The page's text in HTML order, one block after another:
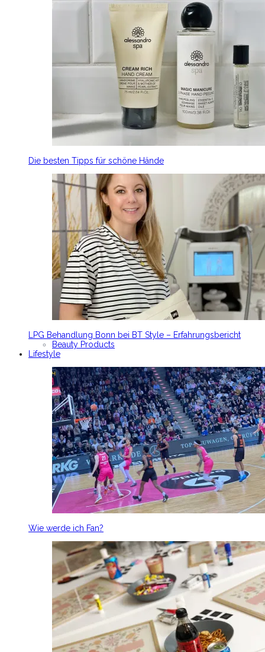
Die besten Tipps für schöne Hände
LPG Behandlung Bonn bei BT Style – Erfahrungsbericht
Beauty Products
Lifestyle
Wie werde ich Fan?